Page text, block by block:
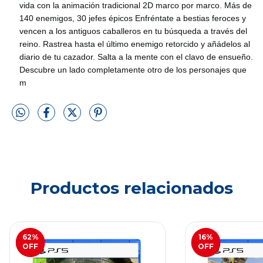
vida con la animación tradicional 2D marco por marco. Más de
140 enemigos, 30 jefes épicos Enfréntate a bestias feroces y
vencen a los antiguos caballeros en tu búsqueda a través del
reino. Rastrea hasta el último enemigo retorcido y añádelos al
diario de tu cazador. Salta a la mente con el clavo de ensueño.
Descubre un lado completamente otro de los personajes que
m
Productos relacionados
62%
OFF
16%
OFF